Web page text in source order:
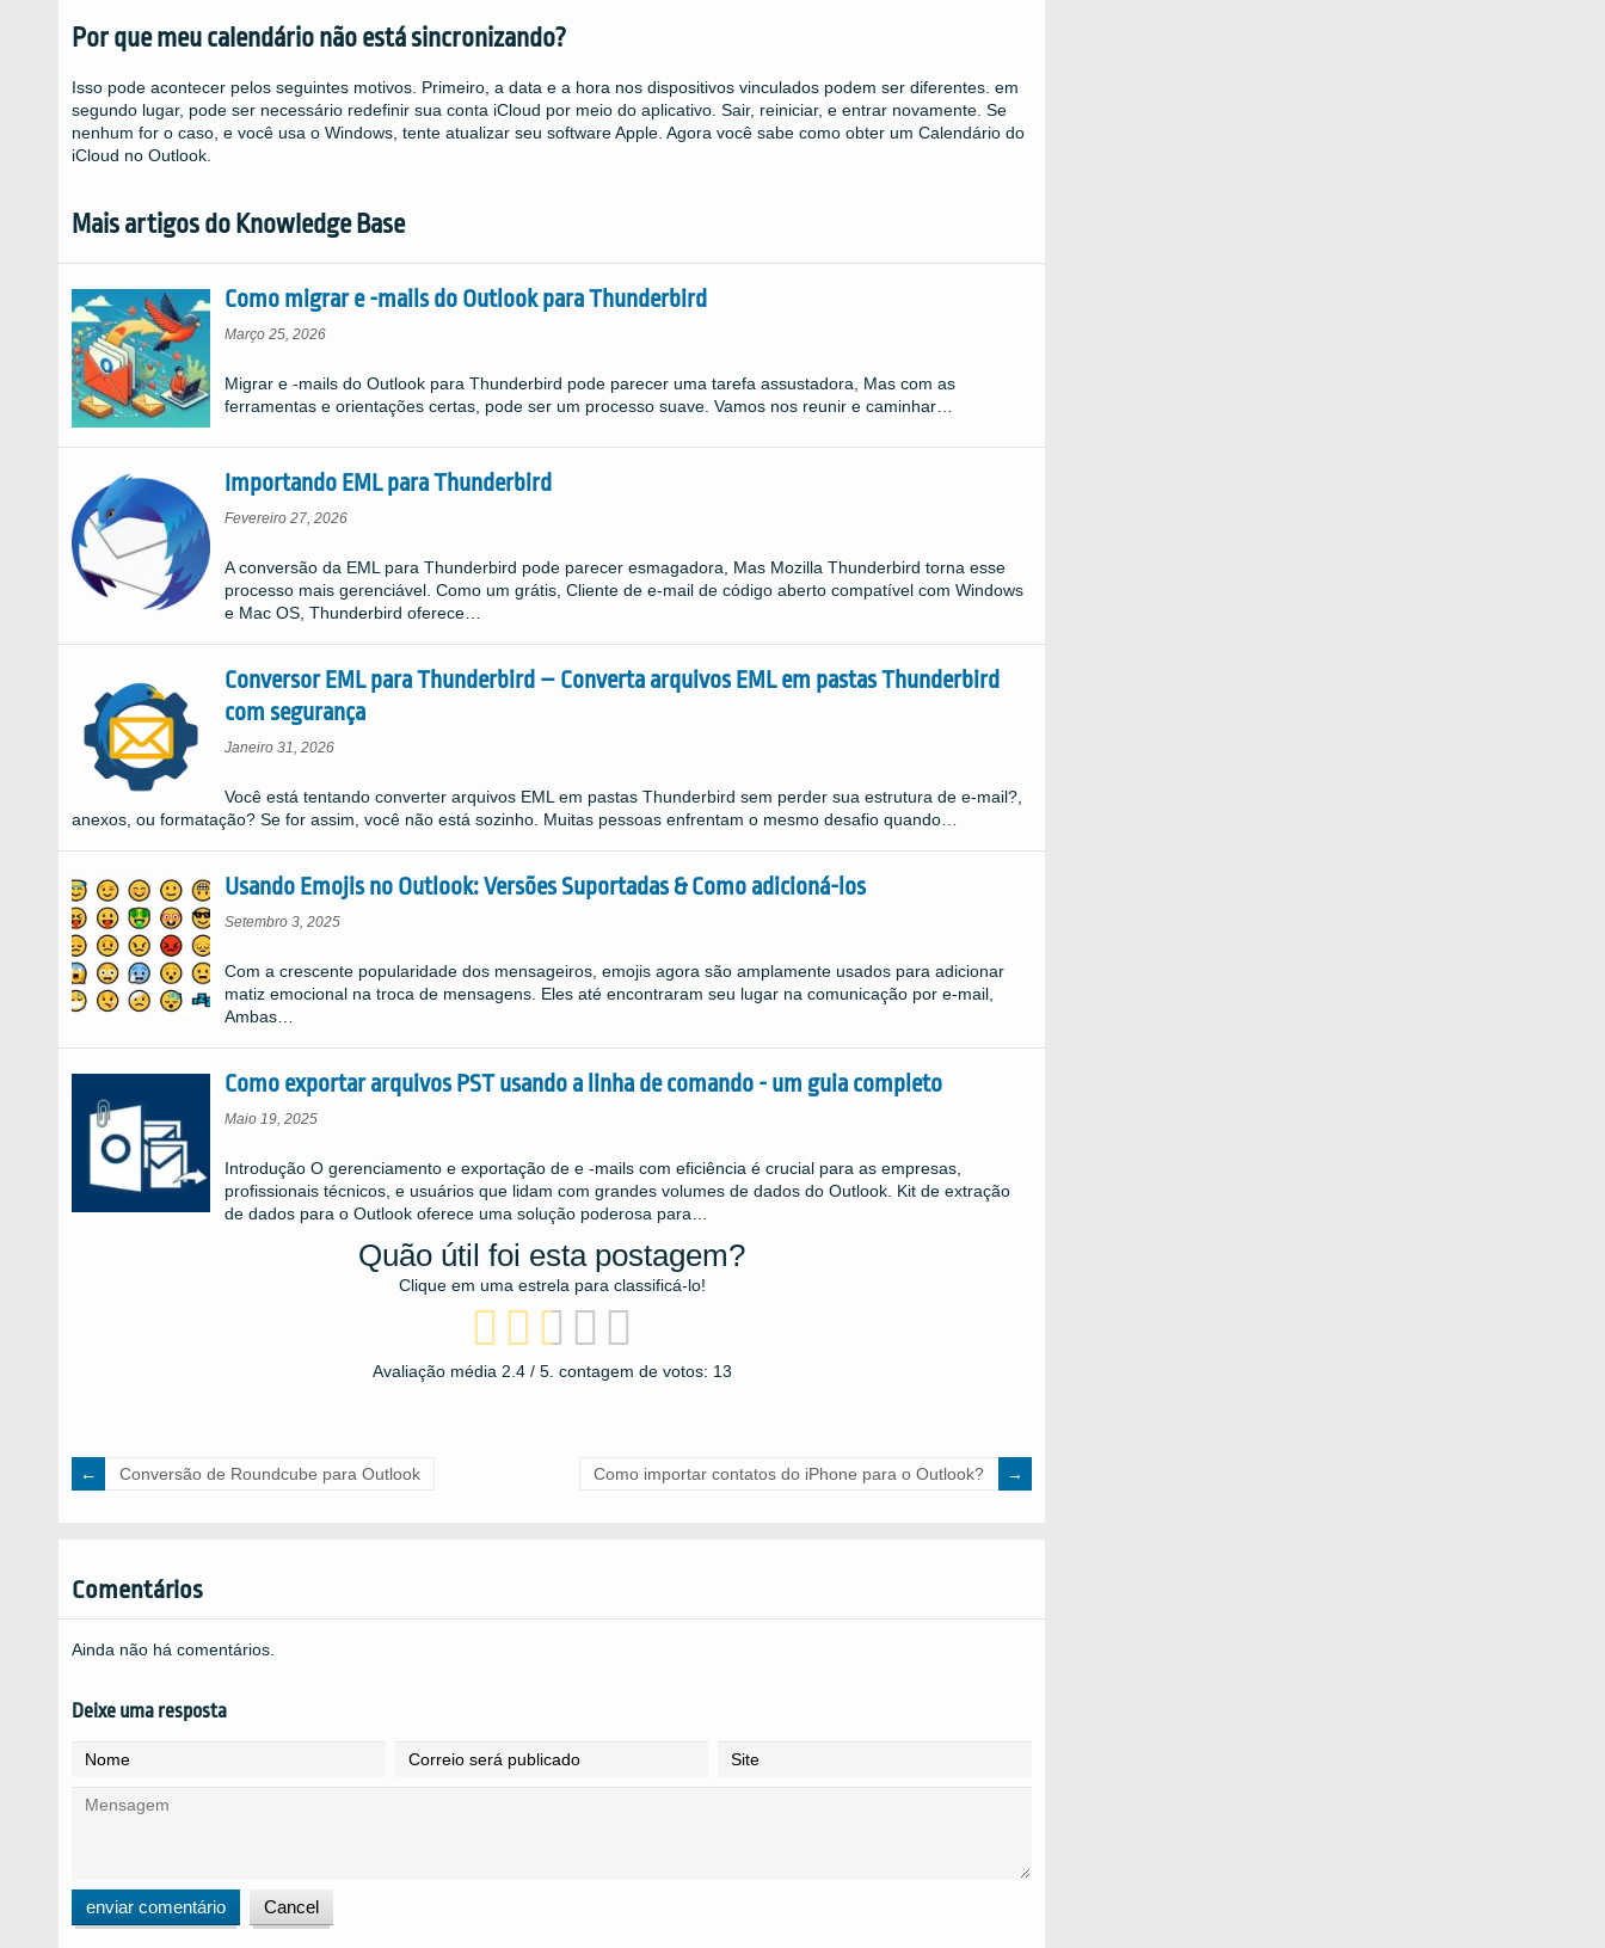
Por que meu calendário não está sincronizando?
Isso pode acontecer pelos seguintes motivos. Primeiro, a data e a hora nos dispositivos vinculados podem ser diferentes. em
segundo lugar, pode ser necessário redefinir sua conta iCloud por meio do aplicativo. Sair, reiniciar, e entrar novamente. Se
nenhum for o caso, e você usa o Windows, tente atualizar seu software Apple. Agora você sabe como obter um Calendário do
iCloud no Outlook.
Mais artigos do Knowledge Base
Como migrar e -mails do Outlook para Thunderbird
Março 25, 2026
Migrar e -mails do Outlook para Thunderbird pode parecer uma tarefa assustadora, Mas com as
ferramentas e orientações certas, pode ser um processo suave. Vamos nos reunir e caminhar…
Importando EML para Thunderbird
Fevereiro 27, 2026
A conversão da EML para Thunderbird pode parecer esmagadora, Mas Mozilla Thunderbird torna esse
processo mais gerenciável. Como um grátis, Cliente de e-mail de código aberto compatível com Windows
e Mac OS, Thunderbird oferece…
Conversor EML para Thunderbird – Converta arquivos EML em pastas Thunderbird
com segurança
Janeiro 31, 2026
Você está tentando converter arquivos EML em pastas Thunderbird sem perder sua estrutura de e-mail?,
anexos, ou formatação? Se for assim, você não está sozinho. Muitas pessoas enfrentam o mesmo desafio quando…
Usando Emojis no Outlook: Versões Suportadas & Como adicioná-los
Setembro 3, 2025
Com a crescente popularidade dos mensageiros, emojis agora são amplamente usados ​​para adicionar
matiz emocional na troca de mensagens. Eles até encontraram seu lugar na comunicação por e-mail,
Ambas…
Como exportar arquivos PST usando a linha de comando - um guia completo
Maio 19, 2025
Introdução O gerenciamento e exportação de e -mails com eficiência é crucial para as empresas,
profissionais técnicos, e usuários que lidam com grandes volumes de dados do Outlook. Kit de extração
de dados para o Outlook oferece uma solução poderosa para…
Quão útil foi esta postagem?
Clique em uma estrela para classificá-lo!
Avaliação média 2.4/ 5. contagem de votos: 13
Conversão de Roundcube para Outlook Como importar contatos do iPhone para o Outlook?
Comentários
Ainda não há comentários.
Deixe uma resposta